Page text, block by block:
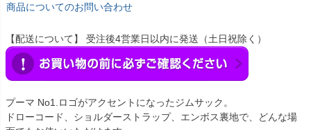
商品についてのお問い合わせ
【配送について】 受注後4営業日以内に発送（土日祝除く）
プーマ No1.ロゴがアクセントになったジムサック。
ドローコード、ショルダーストラップ、エンボス裏地で、どんな場